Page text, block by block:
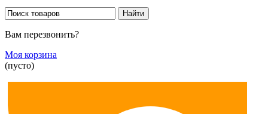
Вам перезвонить?
Моя корзина
(пусто)